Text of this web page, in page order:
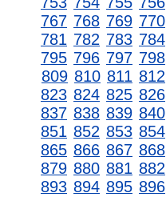
767 768 769 770
781 782 783 784
795 796 797 798
809 810 811 812
823 824 825 826
837 838 839 840
851 852 853 854
865 866 867 868
879 880 881 882
893 894 895 896